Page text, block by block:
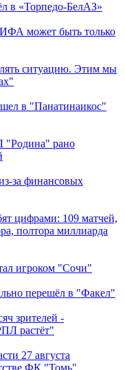
в «Торпедо-БелАЗ»
может быть только
ситуацию. Этим мы
в "Панатинаикос"
"Родина" рано
за финансовых
цифрами: 109 матчей,
полтора миллиарда
игроком "Сочи"
перешёл в "Факел"
зрителей -
растёт"
27 августа